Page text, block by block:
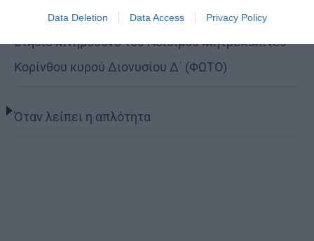
Data Deletion Data Access Privacy Policy
Ετήσιο Μνημόσυνο του Αοιδίμου Μητροπολίτου
Κορίνθου κυρού Διονυσίου Δ΄ (ΦΩΤΟ)
Όταν λείπει η απλότητα